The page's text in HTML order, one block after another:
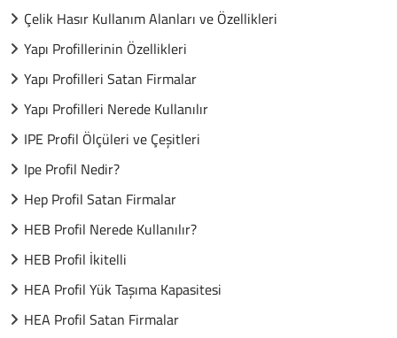
Çelik Hasır Kullanım Alanları ve Özellikleri
Yapı Profillerinin Özellikleri
Yapı Profilleri Satan Firmalar
Yapı Profilleri Nerede Kullanılır
IPE Profil Ölçüleri ve Çeşitleri
Ipe Profil Nedir?
Hep Profil Satan Firmalar
HEB Profil Nerede Kullanılır?
HEB Profil İkitelli
HEA Profil Yük Taşıma Kapasitesi
HEA Profil Satan Firmalar